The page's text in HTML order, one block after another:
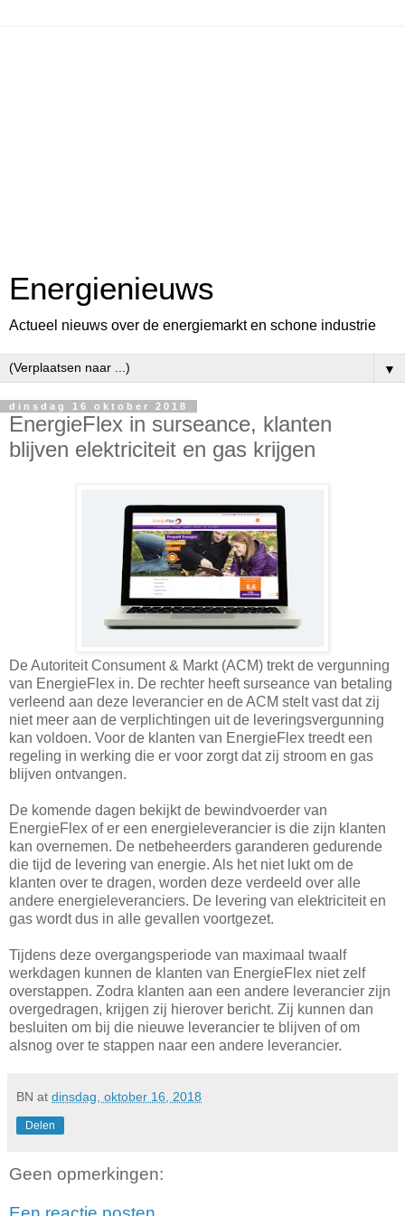
Energienieuws
Actueel nieuws over de energiemarkt en schone industrie
▼
dinsdag 16 oktober 2018
EnergieFlex in surseance, klanten
blijven elektriciteit en gas krijgen
De Autoriteit Consument & Markt (ACM) trekt de vergunning
van EnergieFlex in. De rechter heeft surseance van betaling
verleend aan deze leverancier en de ACM stelt vast dat zij
niet meer aan de verplichtingen uit de leveringsvergunning
kan voldoen. Voor de klanten van EnergieFlex treedt een
regeling in werking die er voor zorgt dat zij stroom en gas
blijven ontvangen.
De komende dagen bekijkt de bewindvoerder van
EnergieFlex of er een energieleverancier is die zijn klanten
kan overnemen. De netbeheerders garanderen gedurende
die tijd de levering van energie. Als het niet lukt om de
klanten over te dragen, worden deze verdeeld over alle
andere energieleveranciers. De levering van elektriciteit en
gas wordt dus in alle gevallen voortgezet.
Tijdens deze overgangsperiode van maximaal twaalf
werkdagen kunnen de klanten van EnergieFlex niet zelf
overstappen. Zodra klanten aan een andere leverancier zijn
overgedragen, krijgen zij hierover bericht. Zij kunnen dan
besluiten om bij die nieuwe leverancier te blijven of om
alsnog over te stappen naar een andere leverancier.
BN at dinsdag, oktober 16, 2018
Delen
Geen opmerkingen: